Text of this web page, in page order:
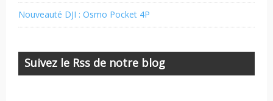
Nouveauté DJI : Osmo Pocket 4P
Suivez le Rss de notre blog